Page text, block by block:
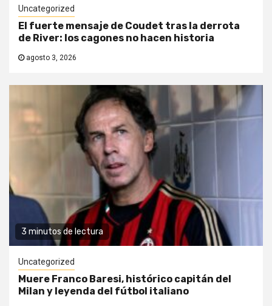
Uncategorized
El fuerte mensaje de Coudet tras la derrota
de River: los cagones no hacen historia
agosto 3, 2026
3 minutos de lectura
Uncategorized
Muere Franco Baresi, histórico capitán del
Milan y leyenda del fútbol italiano